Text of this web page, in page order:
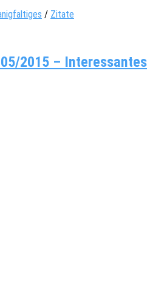
/ Zitate
2015 – Interessantes